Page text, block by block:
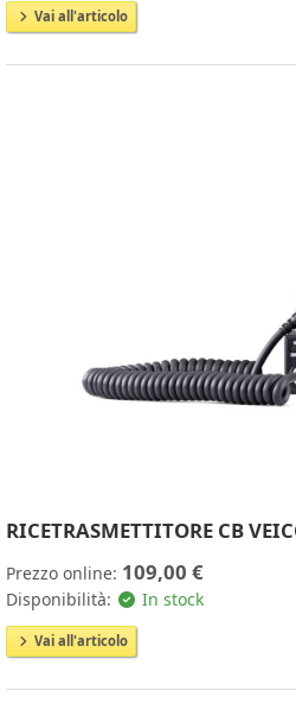
Vai all'articolo
RICETRASMETTITORE CB
Prezzo online: 109,00 €
Disponibilità: In stock
Vai all'articolo